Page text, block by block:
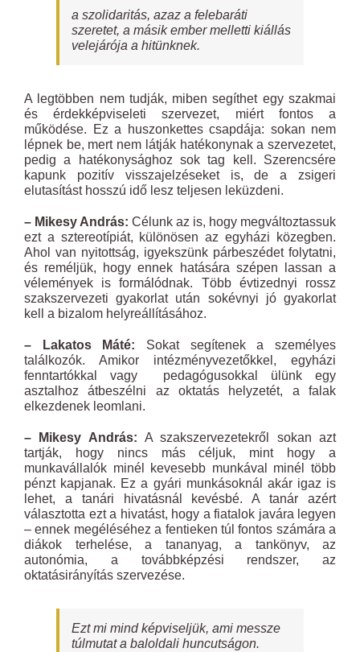
a szolidaritás, azaz a felebaráti
szeretet, a másik ember melletti kiállás
velejárója a hitünknek.
A legtöbben nem tudják, miben segíthet egy szakmai
és érdekképviseleti szervezet, miért fontos a
működése. Ez a huszonkettes csapdája: sokan nem
lépnek be, mert nem látják hatékonynak a szervezetet,
pedig a hatékonysághoz sok tag kell. Szerencsére
kapunk pozitív visszajelzéseket is, de a zsigeri
elutasítást hosszú idő lesz teljesen leküzdeni.
– Mikesy András: Célunk az is, hogy megváltoztassuk
ezt a sztereotípiát, különösen az egyházi közegben.
Ahol van nyitottság, igyekszünk párbeszédet folytatni,
és reméljük, hogy ennek hatására szépen lassan a
vélemények is formálódnak. Több évtizednyi rossz
szakszervezeti gyakorlat után sokévnyi jó gyakorlat
kell a bizalom helyreállításához.
– Lakatos Máté: Sokat segítenek a személyes
találkozók. Amikor intézményvezetőkkel, egyházi
fenntartókkal vagy pedagógusokkal ülünk egy
asztalhoz átbeszélni az oktatás helyzetét, a falak
elkezdenek leomlani.
– Mikesy András: A szakszervezetekről sokan azt
tartják, hogy nincs más céljuk, mint hogy a
munkavállalók minél kevesebb munkával minél több
pénzt kapjanak. Ez a gyári munkásoknál akár igaz is
lehet, a tanári hivatásnál kevésbé. A tanár azért
választotta ezt a hivatást, hogy a fiatalok javára legyen
– ennek megéléséhez a fentieken túl fontos számára a
diákok terhelése, a tananyag, a tankönyv, az
autonómia, a továbbképzési rendszer, az
oktatásirányítás szervezése.
Ezt mi mind képviseljük, ami messze
túlmutat a baloldali huncutságon.